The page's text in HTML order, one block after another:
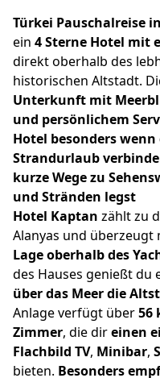
Türkei Pauschalreise
ein 4 Sterne Hotel mit
direkt oberhalb des
historischen Altstadt.
Unterkunft mit
und persönlichem
Hotel besonders
Strandurlaub
kurze Wege zu
und Stränden legst
Hotel Kaptan zählt zu
Alanyas und überzeugt
Lage oberhalb des
des Hauses genießt du
über das Meer die
Anlage verfügt über56
Zimmer, die direinen
Flachbild TV, Minibar,
bieten. Besonders